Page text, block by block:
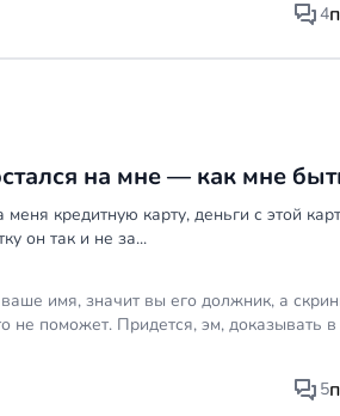
санкцией и грабежом через4
на мне — как мне
кредитную карту, деньги с этой
он так и не за...
ваше имя, значит вы его должник, а
поможет. Придется, эм, доказывать в
5